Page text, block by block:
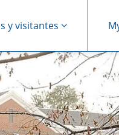
y visitantes